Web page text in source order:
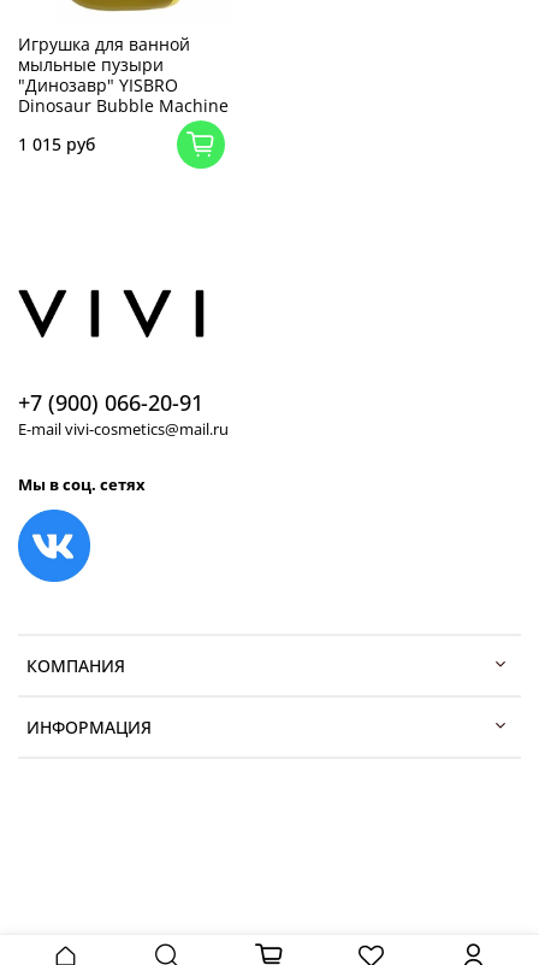
Игрушка для ванной
мыльные пузыри
"Динозавр" YISBRO
Dinosaur Bubble Machine
1 015 руб
КОМПАНИЯ
ИНФОРМАЦИЯ
+7 (900) 066-20-91
E-mail vivi-cosmetics@mail.ru
Мы в соц. сетях